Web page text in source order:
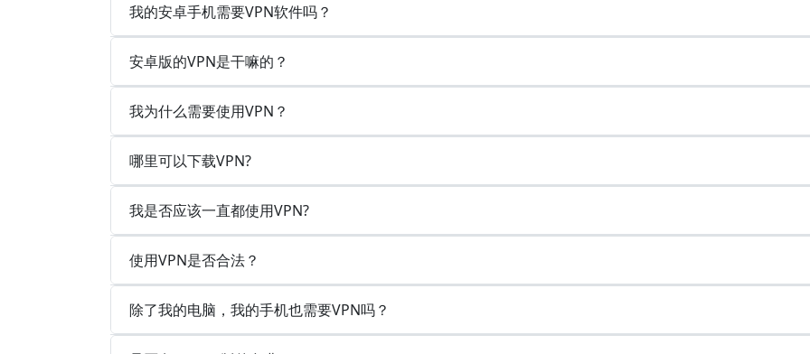
我的安卓手机需要VPN软件吗？
安卓版的VPN是干嘛的？
我为什么需要使用VPN？
哪里可以下载VPN?
我是否应该一直都使用VPN?
使用VPN是否合法？
除了我的电脑，我的手机也需要VPN吗？